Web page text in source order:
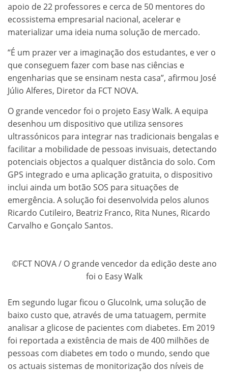
apoio de 22 professores e cerca de 50 mentores do
ecossistema empresarial nacional, acelerar e
materializar uma ideia numa solução de mercado.
“É um prazer ver a imaginação dos estudantes, e ver o
que conseguem fazer com base nas ciências e
engenharias que se ensinam nesta casa”, afirmou José
Júlio Alferes, Diretor da FCT NOVA.
O grande vencedor foi o projeto Easy Walk. A equipa
desenhou um dispositivo que utiliza sensores
ultrassónicos para integrar nas tradicionais bengalas e
facilitar a mobilidade de pessoas invisuais, detectando
potenciais objectos a qualquer distância do solo. Com
GPS integrado e uma aplicação gratuita, o dispositivo
inclui ainda um botão SOS para situações de
emergência. A solução foi desenvolvida pelos alunos
Ricardo Cutileiro, Beatriz Franco, Rita Nunes, Ricardo
Carvalho e Gonçalo Santos.
©FCT NOVA / O grande vencedor da edição deste ano
foi o Easy Walk
Em segundo lugar ficou o GlucoInk, uma solução de
baixo custo que, através de uma tatuagem, permite
analisar a glicose de pacientes com diabetes. Em 2019
foi reportada a existência de mais de 400 milhões de
pessoas com diabetes em todo o mundo, sendo que
os actuais sistemas de monitorização dos níveis de